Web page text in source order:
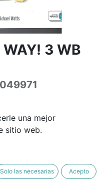
WAY! 3 WB
COMPRAR AHORA
una mejor
sitio web.
Solo las necesarias Acepto